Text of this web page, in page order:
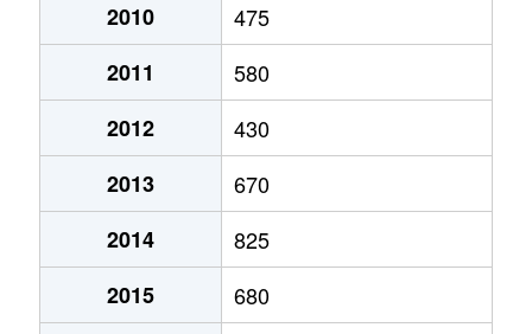
2010
475
2011
580
2012
430
2013
670
2014
825
2015
680